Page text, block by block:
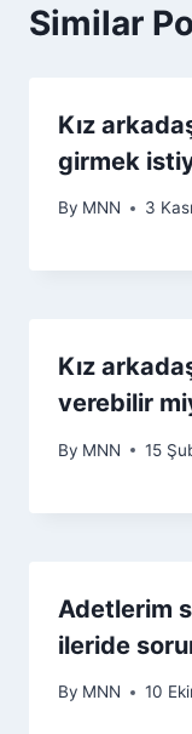
Similar
Kız
girmek
By MNN 3
Kız
verebilir
By MNN 15
Adetlerim
ileride
By MNN 10